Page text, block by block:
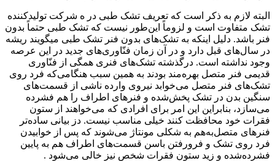
البته لازم به ذکر است که تعریف تشک طبی در ه شرکت تولیدکننده
تشک متفاوت است و لزوماً این‌طور نیست که تشک طبی حتماً بدون
فنر باشد. دلیل اینکه به تشک‌های بدون فنر تشک طبی میگویند ریشه
در سال‌های قبل دارد و در آن زمان فنّاوری‌های جدید در این عرصه
وجود نداشته است. درگذشته تشک‌های فنری همگی از فنّاوری
قدیمی فنر متصل بهره‌مند بودند به همین سبب هنگامی‌که فرد روی
تشک‌های فنر متصل می‌خوابد نیروی وارده ناشی از قسمت‌های
سنگین بدن در تشک پخش‌شده و فنرهای اطراف را هم فشرده
می‌سازد، بنابراین این امر برای افرادی که می‌خواهند از ستون
فقرات خود محافظت کنند خیلی مناسب نیست. دز بیانی ساده‌تر
فنرهای متصل‌به‌هم به شکلی مونتاژ می‌شوند که پس از خوابیدن
فرد روی تشک و فرورفتن باسن قسمت‌های اطراف هم به پایین
فشرده‌شده و زید ستون فقرات شخص نیز خالی می‌شود .